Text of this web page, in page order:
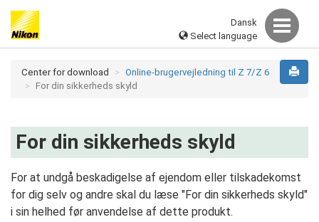
Dansk
Select language
Center for download
Online-brugervejledning til Z 7/Z 6
For din sikkerheds skyld
For din sikkerheds skyld
For at undgå beskadigelse af ejendom eller tilskadekomst
for dig selv og andre skal du læse "For din sikkerheds skyld"
i sin helhed før anvendelse af dette produkt.